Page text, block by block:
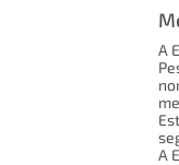
A
A